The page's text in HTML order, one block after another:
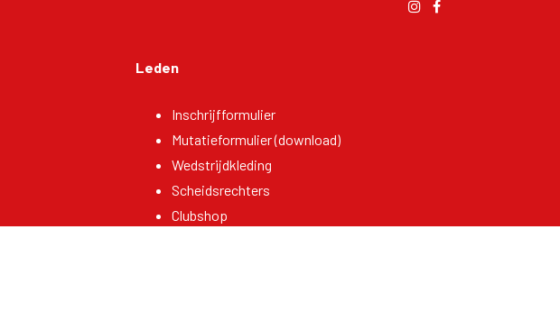
Leden
Inschrijfformulier
Mutatieformulier (download)
Wedstrijdkleding
Scheidsrechters
Clubshop